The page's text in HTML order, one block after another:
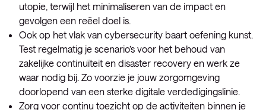
utopie, terwijl het minimaliseren van de impact en
gevolgen een reëel doel is.
Ook op het vlak van cybersecurity baart oefening kunst.
Test regelmatig je scenario’s voor het behoud van
zakelijke continuïteit en disaster recovery en werk ze
waar nodig bij. Zo voorzie je jouw zorgomgeving
doorlopend van een sterke digitale verdedigingslinie.
Zorg voor continu toezicht op de activiteiten binnen je